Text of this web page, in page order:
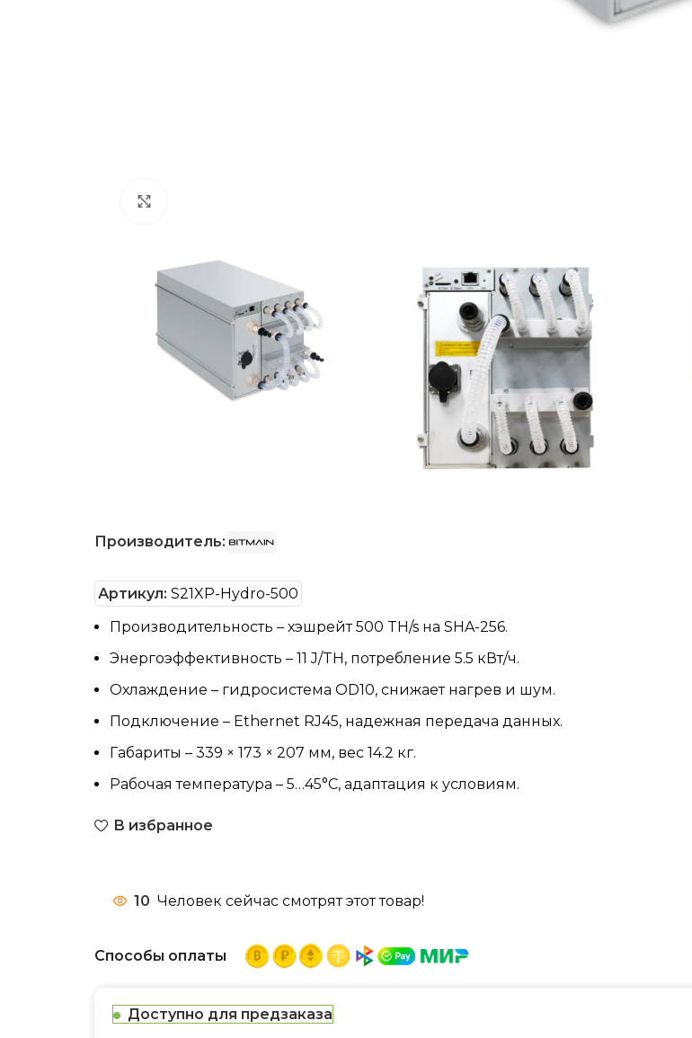
Производитель:
Артикул: S21XP-Hydro-500
Производительность – хэшрейт 500 TH/s на SHA-256.
Энергоэффективность – 11 J/TH, потребление 5.5 кВт/ч.
Охлаждение – гидросистема OD10, снижает нагрев и шум.
Подключение – Ethernet RJ45, надежная передача данных.
Габариты – 339 × 173 × 207 мм, вес 14.2 кг.
Рабочая температура – 5…45°C, адаптация к условиям.
В избранное
10 Человек сейчас смотрят этот товар!
Способы оплаты
Доступно для предзаказа